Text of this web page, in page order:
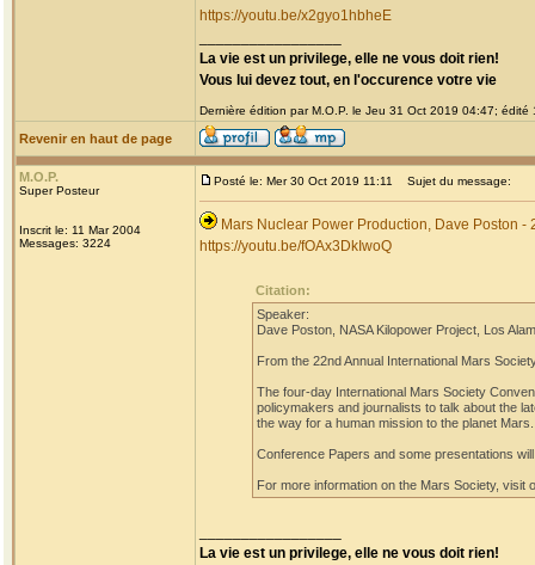
https://youtu.be/x2gyo1hbheE
La vie est un privilege, elle ne vous doit rien!
Vous lui devez tout, en l'occurence votre vie
Dernière édition par M.O.P. le Jeu 31 Oct 2019 04:47; édité
Revenir en haut de page
M.O.P.
Super Posteur
Inscrit le: 11 Mar 2004
Messages: 3224
Posté le: Mer 30 Oct 2019 11:11 Sujet du message:
Mars Nuclear Power Production, Dave Poston
https://youtu.be/fOAx3DkIwoQ
Citation:
Speaker:
Dave Poston, NASA Kilopower Project, Los
From the 22nd Annual International Mars
The four-day International Mars Society
policymakers and journalists to talk about the
the way for a human mission to the planet Mars.
Conference Papers and some presentations
For more information on the Mars Society, visit
La vie est un privilege, elle ne vous doit rien!